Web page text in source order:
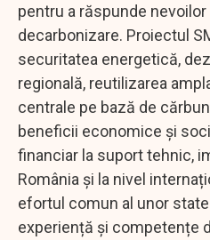
pentru a răspunde
decarbonizare. Proiectul
securitatea energetică,
regională, reutilizarea
centrale pe bază de
beneficii economice și
financiar la suport tehnic,
România și la nivel
efortul comun al unor
experiență și competențe